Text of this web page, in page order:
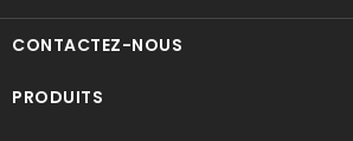
CONTACTEZ-NOUS
PRODUITS